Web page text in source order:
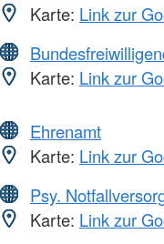
Karte: Link zur
Karte: Link zur
Ehrenamt
Karte: Link zur
Psy.
Karte: Link zur